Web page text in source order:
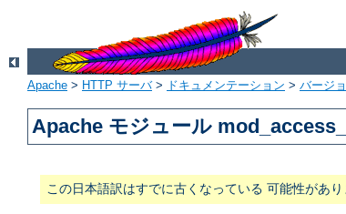
Apache > HTTP サーバ> ドキュメンテーション > バージ
Apache モジュール
この日本語訳はすでに古くなっている 可能性があ